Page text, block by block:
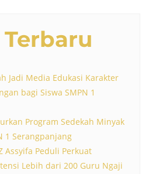
Jadi Media Edukasi Karakter
bagi Siswa SMPN 1
Program Sedekah Minyak
1 Serangpanjang
Assyifa Peduli Perkuat
Lebih dari 200 Guru Ngaji